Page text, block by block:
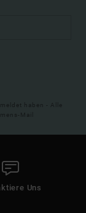
haben - Alle
Mail
Uns